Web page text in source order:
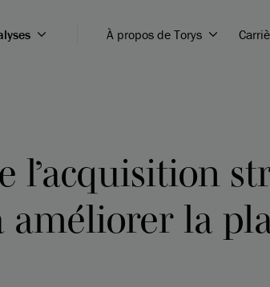
À propos de Torys
l’acquisition
améliorer la